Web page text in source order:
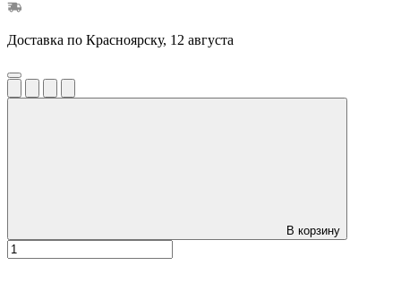
Доставка по Красноярску, 12 августа
В корзину